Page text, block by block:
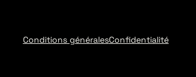
Conditions généralesConfidentialité